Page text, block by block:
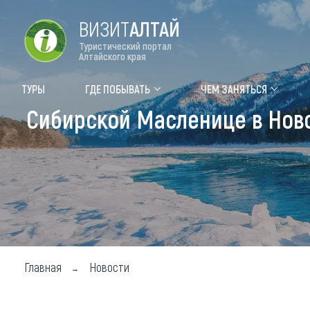
Форум VISIT ALTAI
Туры Где
Топ
ВИЗИТАЛТАЙ
Туристический портал
Алтайского края
ТУРЫ ГДЕ ПОБЫВАТЬ ЧЕМ ЗАНЯТЬСЯ
Сибирской Масленице в
Главная Новости